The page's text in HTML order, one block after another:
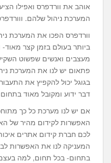
אוהב את וורדפרס ואפילו
המערכת ניהול שלהם.
וורדפרס הפכו את המערכת
ביותר בעולם בזמן קצר
מעצבים ואנשים שפשוט
פתאום יש לנו את המערכת
בגוגל יכול להקפיץ את
דבר ידוע ומקובל מאוד
אם יש לנו מערכת כל כך
האפשרות לקידום מהיר של
לכם חברת קידום אתרים
המעניקה לנו את האפשרות
בתחום- בכל תחום, למה